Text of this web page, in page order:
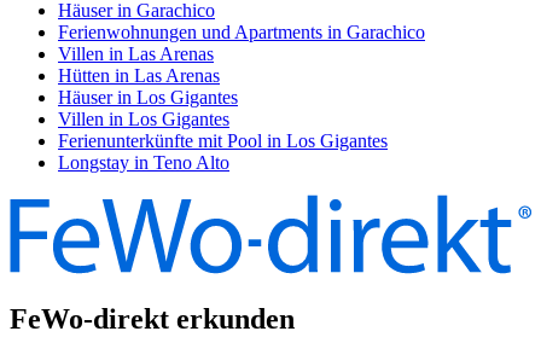
Häuser in Garachico
Ferienwohnungen und Apartments in Garachico
Villen in Las Arenas
Hütten in Las Arenas
Häuser in Los Gigantes
Villen in Los Gigantes
Ferienunterkünfte mit Pool in Los Gigantes
Longstay in Teno Alto
FeWo-direkt erkunden